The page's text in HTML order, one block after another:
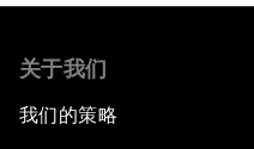
关于我们
我们的策略